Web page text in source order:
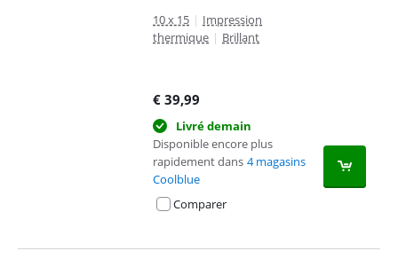
10 x 15 | Impression
thermique | Brillant
€ 39,99
Livré demain
Disponible encore plus
rapidement dans 4 magasins
Coolblue
Comparer